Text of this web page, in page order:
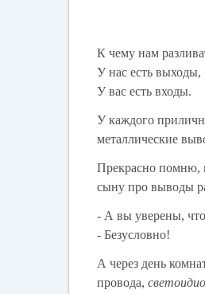
К чему нам
У нас есть выходы,
У вас есть входы.
У каждого
металлические
Прекрасно помню,
сыну про выводы
- А вы уверены, что
- Безусловно!
А через день
провода,